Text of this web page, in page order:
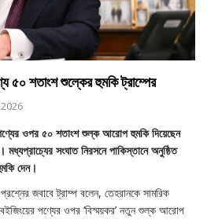
৫০ শতাংশ শুল্কের হুমকি ট্রাম্পের
পণ্যের ওপর ৫০ শতাংশ শুল্ক আরোপ হুমকি দিয়েছেন
মধ্যপ্রাচ্যের সংঘাত নিরসনে পাকিস্তানে অনুষ্ঠিত
দেন।
জবাবে ট্রাম্প বলেন, তেহরানকে সামরিক
পণ্যের ওপর ‘বিস্ময়কর’ নতুন শুল্ক আরোপ